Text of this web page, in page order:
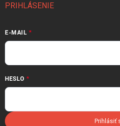
PRIHLÁSENIE
E-MAIL
HESLO
Prihlásiť